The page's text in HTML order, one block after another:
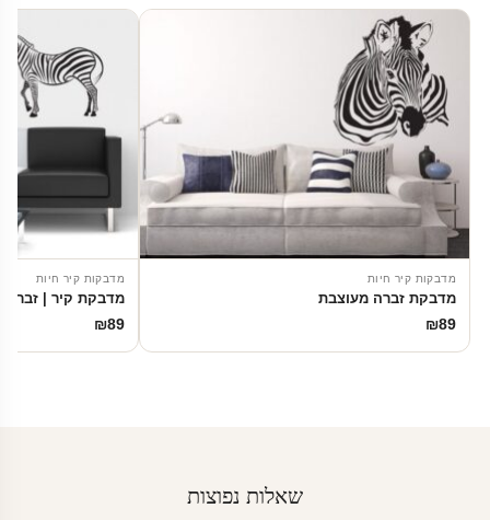
מדבקות קיר חיות
מדבקת זברה מעוצבת
₪89
מדבקות קיר חיות
מדבקת קיר | זברות
₪89
שאלות נפוצות